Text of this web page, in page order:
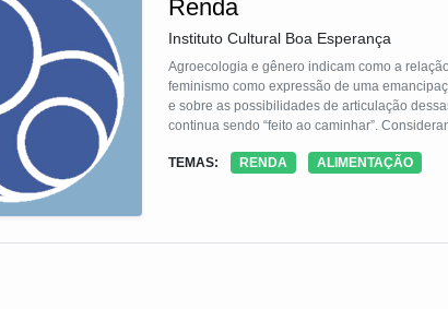
Renda
Instituto Cultural Boa Esperança
Agroecologia e gênero indicam como a
feminismo como expressão de uma
e sobre as possibilidades de articulação
continua sendo “feito ao caminhar”.
da mulher, através do empreendedorismo
TEMAS: RENDA ALIMENTAÇÃO